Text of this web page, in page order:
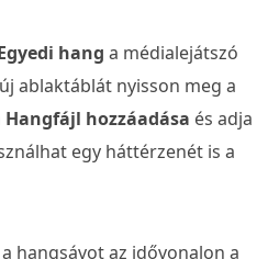
hang a médialejátszó
ablaktáblát nyisson meg a
Hangfájl hozzáadása és adja
egy háttérzenét is a
hangsávot az idővonalon a